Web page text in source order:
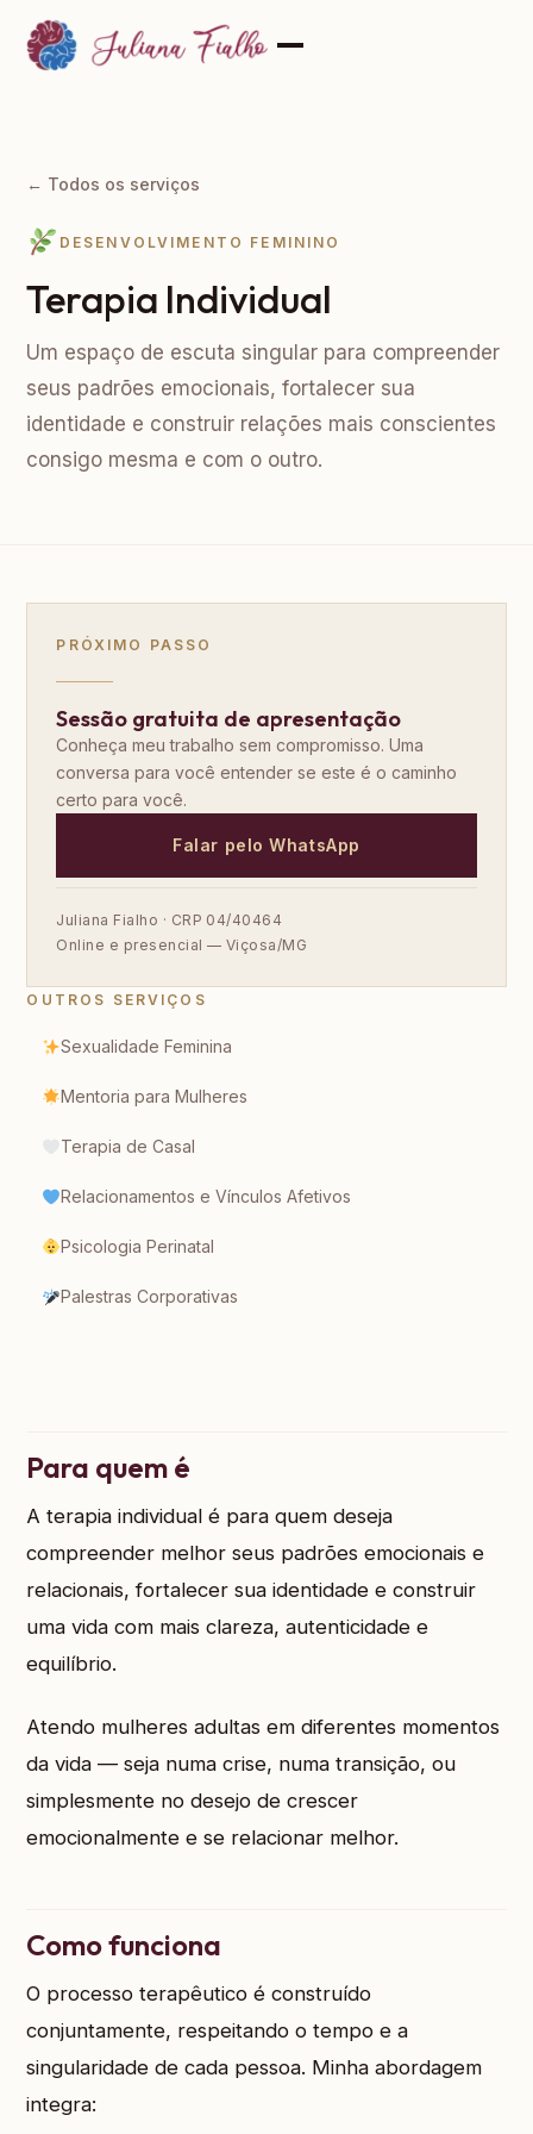
← Todos os serviços
DESENVOLVIMENTO FEMININO
Terapia Individual
Um espaço de escuta singular para compreender
seus padrões emocionais, fortalecer sua
identidade e construir relações mais conscientes
consigo mesma e com o outro.
Para quem é
A terapia individual é para quem deseja
compreender melhor seus padrões emocionais e
relacionais, fortalecer sua identidade e construir
uma vida com mais clareza, autenticidade e
equilíbrio.
Atendo mulheres adultas em diferentes momentos
da vida — seja numa crise, numa transição, ou
simplesmente no desejo de crescer
emocionalmente e se relacionar melhor.
Como funciona
O processo terapêutico é construído
conjuntamente, respeitando o tempo e a
singularidade de cada pessoa. Minha abordagem
integra:
PRÓXIMO PASSO
Sessão gratuita de apresentação
Conheça meu trabalho sem compromisso. Uma
conversa para você entender se este é o caminho
certo para você.
Falar pelo WhatsApp
Juliana Fialho · CRP 04/40464
Online e presencial — Viçosa/MG
OUTROS SERVIÇOS
Sexualidade Feminina
Mentoria para Mulheres
Terapia de Casal
Relacionamentos e Vínculos Afetivos
Psicologia Perinatal
Palestras Corporativas